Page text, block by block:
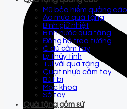
Mũ bảo hiểm quảng cáo
Áo mưa quà tặng
Bình giữ nhiệt
Bình nước quà tặng
Đồng hồ treo tường
Ô dù cầm tay
Ly thủy tinh
Túi vải quà tặng
Quạt nhựa cầm tay
Bút bi
Móc khoá
Sổ tay
Quà tặng gốm sứ